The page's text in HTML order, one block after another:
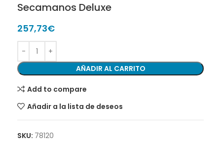
Secamanos Deluxe
257,73€
AÑADIR AL CARRITO
Add to compare
Añadir a la lista de deseos
SKU: 78120